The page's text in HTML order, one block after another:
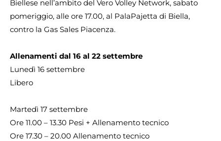
Biellese nell’ambito del Vero Volley Network, sabato
pomeriggio, alle ore 17.00, al PalaPajetta di Biella,
contro la Gas Sales Piacenza.
Allenamenti dal 16 al 22 settembre
Lunedì 16 settembre
Libero
Martedì 17 settembre
Ore 11.00 – 13.30 Pesi + Allenamento tecnico
Ore 17.30 – 20.00 Allenamento tecnico